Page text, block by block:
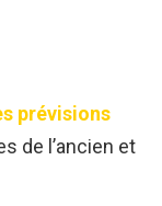
prévisions
de l’ancien et